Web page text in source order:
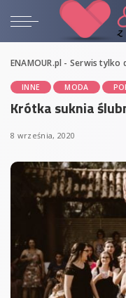
ENAMOUR.pl - Serwis tylko
INNE MODA
Krótka suknia
8 września, 2020